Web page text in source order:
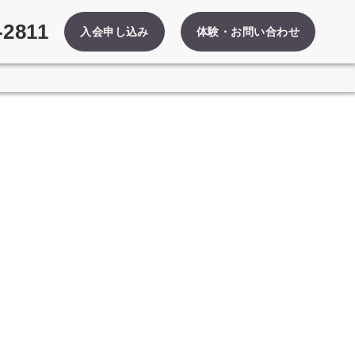
入会申し込み 体験・お問い合わせ